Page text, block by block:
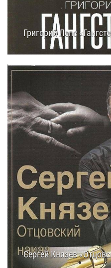
Григорий Лепс
14.07.2014 13:20
Сергей Князев
14.07.201412:20